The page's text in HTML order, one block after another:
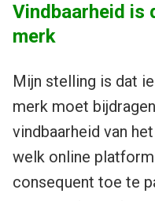
Vindbaarheid is
merk
Mijn stelling is dat
merk moet
vindbaarheid van
welk online
consequent toe te